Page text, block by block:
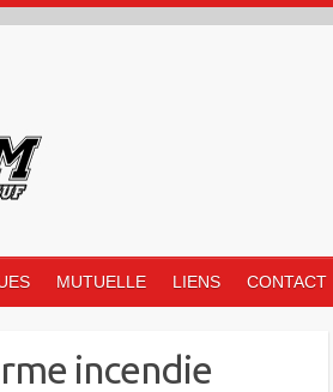
MUTUELLE LIENS CONTACT
incendie